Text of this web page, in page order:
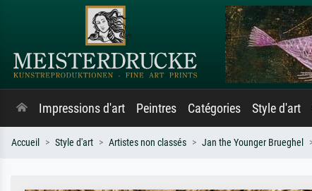
Impressions d'art Peintres Catégories Style d'art
Accueil Style d'art Artistes non classés Jan the Younger Brueghel